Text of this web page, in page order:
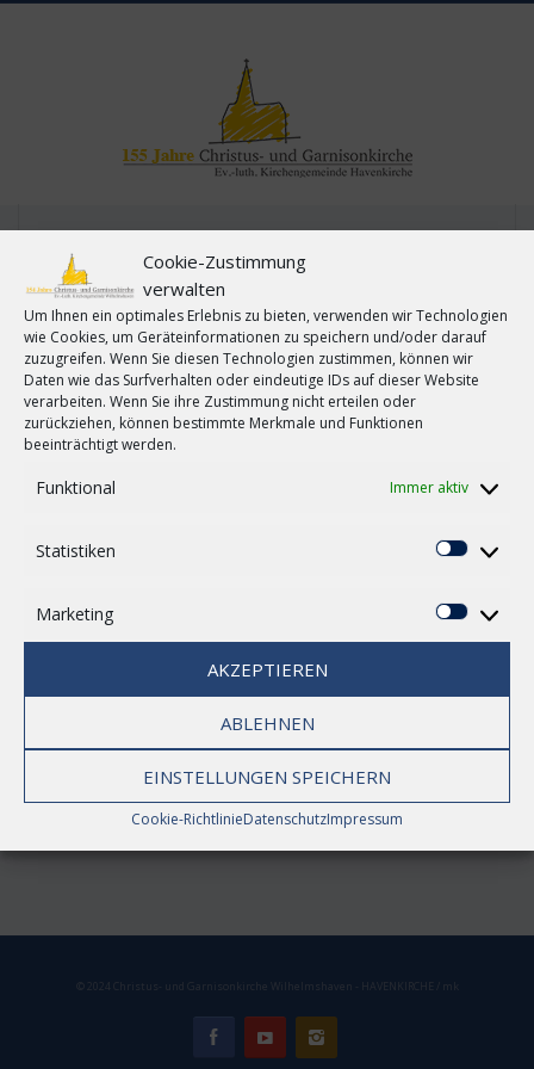
Cookie-Zustimmung
verwalten
Um Ihnen ein optimales Erlebnis zu bieten, verwenden wir Technologien
wie Cookies, um Geräteinformationen zu speichern und/oder darauf
zuzugreifen. Wenn Sie diesen Technologien zustimmen, können wir
Daten wie das Surfverhalten oder eindeutige IDs auf dieser Website
verarbeiten. Wenn Sie ihre Zustimmung nicht erteilen oder
zurückziehen, können bestimmte Merkmale und Funktionen
beeinträchtigt werden.
Funktional Immer aktiv
Statistiken
Marketing
AKZEPTIEREN
ABLEHNEN
EINSTELLUNGEN SPEICHERN
Cookie-RichtlinieDatenschutzImpressum
www.suedstadt-online.de
© 2024 Christus- und Garnisonkirche Wilhelmshaven - HAVENKIRCHE / mk